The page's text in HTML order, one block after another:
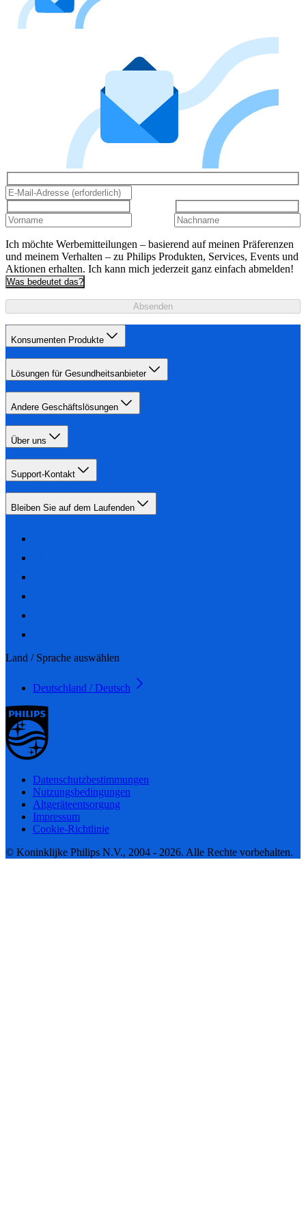
Ich möchte Werbemitteilungen – basierend auf meinen Präferenzen
und meinem Verhalten – zu Philips Produkten, Services, Events und
Aktionen erhalten. Ich kann mich jederzeit ganz einfach abmelden!
Was bedeutet das?
Absenden
Konsumenten Produkte
Lösungen für Gesundheitsanbieter
Andere Geschäftslösungen
Über uns
Support-Kontakt
Bleiben Sie auf dem Laufenden
Land / Sprache auswählen
Deutschland / Deutsch
Datenschutzbestimmungen
Nutzungsbedingungen
Altgeräteentsorgung
Impressum
Cookie-Richtlinie
© Koninklijke Philips N.V., 2004 - 2026. Alle Rechte vorbehalten.